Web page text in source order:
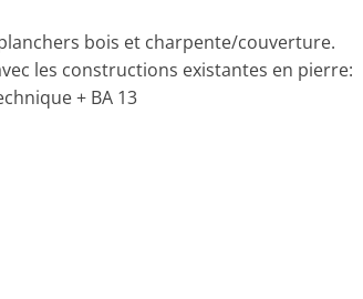
bois et charpente/couverture.
les constructions existantes en pierre:
+ BA 13